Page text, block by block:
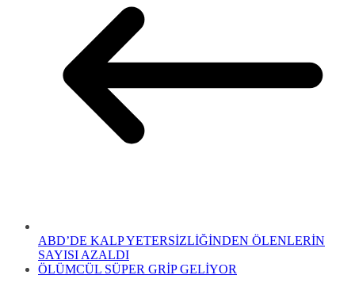
ABD’DE KALP YETERSİZLİĞİNDEN ÖLENLERİN
SAYISI AZALDI
ÖLÜMCÜL SÜPER GRİP GELİYOR